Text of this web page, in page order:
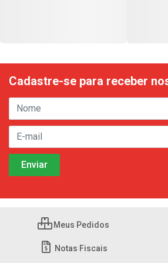
Cadastre-se para receber
Meus Pedidos
Notas Fiscais